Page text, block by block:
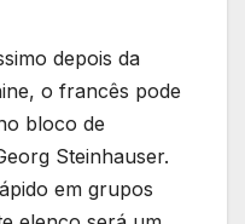
depois da
o francês pode
bloco de
Steinhauser.
em grupos